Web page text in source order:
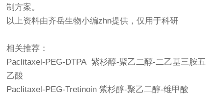
制方案。
以上资料由齐岳生物小编zhn提供，仅用于科研
相关推荐：
Paclitaxel-PEG-DTPA 紫杉醇-聚乙二醇-二乙基三胺五
乙酸
Paclitaxel-PEG-Tretinoin 紫杉醇-聚乙二醇-维甲酸